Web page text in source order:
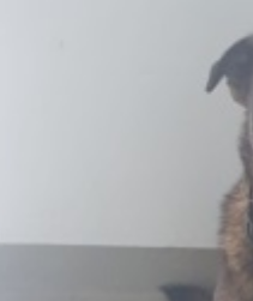
Projekte 2018
Projekte 2019
Projekte
Projekte 2021
Projekte 2022